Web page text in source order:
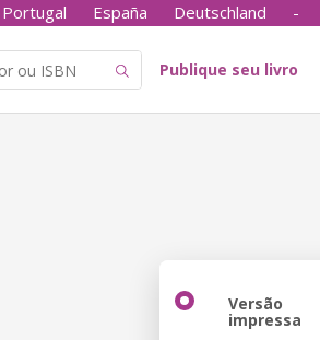
Portugal España Deutschland -
Publique seu livro
Versão
impressa